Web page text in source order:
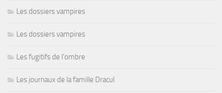
Les dossiers vampires
Les dossiers vampires
Les fugitifs de l'ombre
Les journaux de la famille Dracul